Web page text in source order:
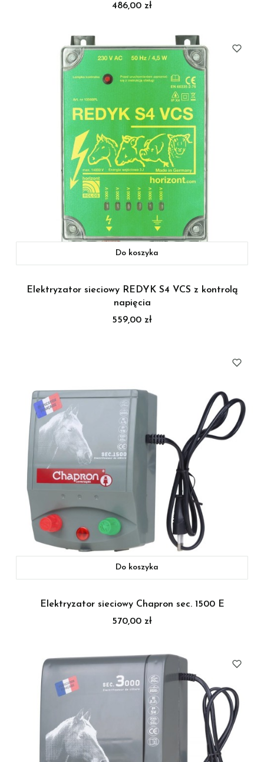
Cena
486,00 zł
Do koszyka
Elektryzator sieciowy REDYK S4 VCS z kontrolą
napięcia
Cena
559,00 zł
Do koszyka
Elektryzator sieciowy Chapron sec. 1500 E
Cena
570,00 zł